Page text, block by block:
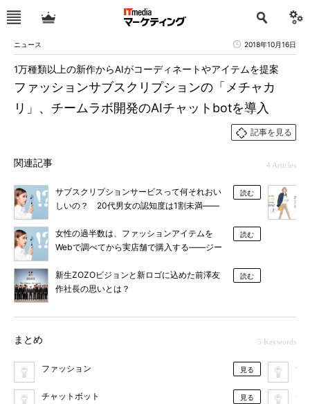
ニュース 2018年10月16日
ファッションサブスクリプションの「メチャカ
リ」、チームラボ開発のAIチャットbotを導入
1万種類以上の新作からAIがコーディネートやアイテムを提案
記事を見る
関連記事 4 Articles
サブスクリプションサービスって何それおい
しいの？ 20代男女の認知度は1割未満――
読む
女性の過半数は、ファッションアイテムを
Webで調べてから実店舗で購入する――ジー
読む
新生ZOZOビジョンと新ロゴに込めた前澤友
作社長の思いとは？
読む
まとめ 5 Keywords
ファッション 見る
チャットボット 見る
サ
チ